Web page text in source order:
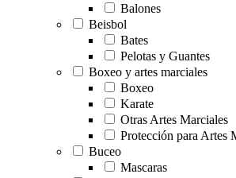
Balones
Beisbol
Bates
Pelotas y Guantes
Boxeo y artes marciales
Boxeo
Karate
Otras Artes Marciales
Protección para Artes
Buceo
Mascaras